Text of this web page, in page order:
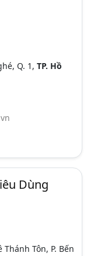
Q. 1,TP. Hồ
Dùng
Thánh Tôn, P. Bến